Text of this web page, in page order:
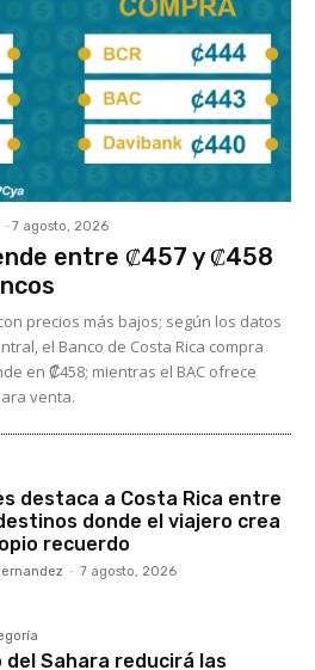
- 7 agosto, 2026
entre ₡457 y ₡458
precios más bajos; según los datos
el Banco de Costa Rica compra
en ₡458; mientras el BAC ofrece
venta.
destaca a Costa Rica entre
donde el viajero crea
recuerdo
- 7 agosto, 2026
del Sahara reducirá las